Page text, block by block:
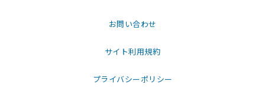
お問い合わせ
サイト利用規約
プライバシーポリシー